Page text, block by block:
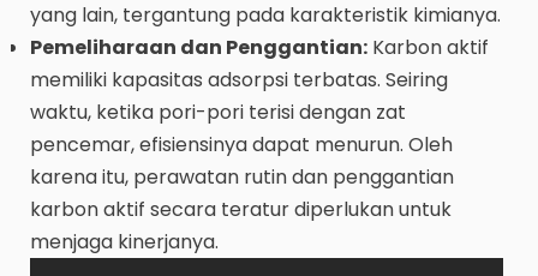
yang lain, tergantung pada karakteristik kimianya.
Pemeliharaan dan Penggantian:Karbon aktif
memiliki kapasitas adsorpsi terbatas. Seiring
waktu, ketika pori-pori terisi dengan zat
pencemar, efisiensinya dapat menurun. Oleh
karena itu, perawatan rutin dan penggantian
karbon aktif secara teratur diperlukan untuk
menjaga kinerjanya.